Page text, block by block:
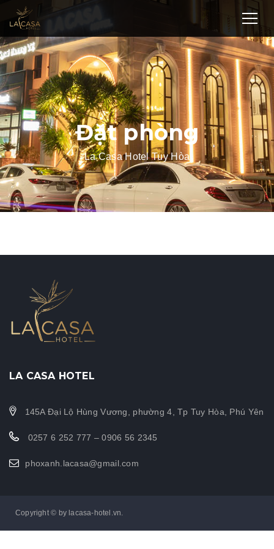
Đặt phòng
La Casa Hotel Tuy Hòa
LA CASA HOTEL
145A Đại Lộ Hùng Vương, phường 4, Tp Tuy Hòa, Phú Yên
0257 6 252 777 – 0906 56 2345
phoxanh.lacasa@gmail.com
Copyright © by lacasa-hotel.vn.